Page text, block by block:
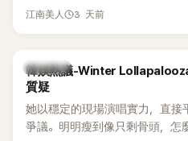
作品，躍升為韓劇新一代女神代
細身材下的超狂背肌與肩膀線條
傻直呼：「原來她身材這麼猛！」
江南美人 3 天前
熱議討論
韓娛熱議-Winter Lollapalooza
質疑
她以穩定的現場演唱實力，直接
爭議。明明瘦到像只剩骨頭，怎